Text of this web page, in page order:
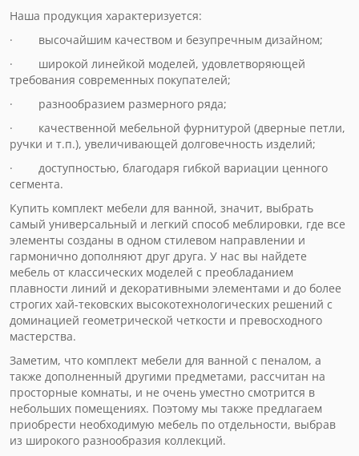
Наша продукция характеризуется:
· высочайшим качеством и безупречным дизайном;
· широкой линейкой моделей, удовлетворяющей
требования современных покупателей;
· разнообразием размерного ряда;
· качественной мебельной фурнитурой (дверные петли,
ручки и т.п.), увеличивающей долговечность изделий;
· доступностью, благодаря гибкой вариации ценного
сегмента.
Купить комплект мебели для ванной, значит, выбрать
самый универсальный и легкий способ меблировки, где все
элементы созданы в одном стилевом направлении и
гармонично дополняют друг друга. У нас вы найдете
мебель от классических моделей с преобладанием
плавности линий и декоративными элементами и до более
строгих хай-тековских высокотехнологических решений с
доминацией геометрической четкости и превосходного
мастерства.
Заметим, что комплект мебели для ванной с пеналом, а
также дополненный другими предметами, рассчитан на
просторные комнаты, и не очень уместно смотрится в
небольших помещениях. Поэтому мы также предлагаем
приобрести необходимую мебель по отдельности, выбрав
из широкого разнообразия коллекций.